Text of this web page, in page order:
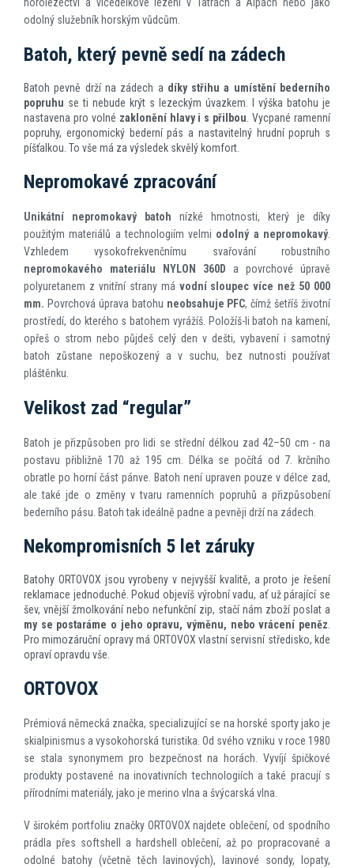
odolný služebník horským vůdcům.
Batoh, který pevně sedí na zádech
Batoh pevně drží na zádech a díky střihu a umístění bederního
popruhu se ti nebude krýt s lezeckým úvazkem. I výška batohu je
nastavena pro volné zaklonění hlavy i s přilbou . Vycpané ramenní
popruhy, ergonomický bederní pás a nastavitelný hrudní popruh s
píšťalkou. To vše má za výsledek skvělý komfort.
Nepromokavé zpracování
Unikátní nepromokavý batoh nízké hmotnosti, který je díky
použitým materiálů a technologiím velmi odolný a nepromokavý.
Vzhledem vysokofrekvenčnímu svařování robustního
nepromokavého materiálu NYLON 360D a povrchové úpravě
polyuretanem z vnitřní strany má vodní sloupec více než 50 000
mm. Povrchová úprava batohu neobsahuje PFC, čímž šetříš životní
prostředí, do kterého s batohem vyrážíš. Položíš-li batoh na kamení,
opřeš o strom nebo půjdeš celý den v dešti, vybavení i samotný
batoh zůstane nepoškozený a v suchu, bez nutnosti používat
pláštěnku.
Velikost zad “regular”
Batoh je přizpůsoben pro lidi se střední délkou zad 42–50 cm - na
postavu přibližně 170 až 195 cm. Délka se počítá od 7. krčního
obratle po horní část pánve. Batoh není upraven pouze v délce zad,
ale také jde o změny v tvaru ramenních popruhů a přizpůsobení
bederního pásu. Batoh tak ideálně padne a pevněji drží na zádech.
Nekompromisních 5 let záruky
Batohy ORTOVOX jsou vyrobeny v nejvyšší kvalitě, a proto je řešení
reklamace jednoduché. Pokud objevíš výrobní vadu, ať už párající se
šev, vnější žmolkování nebo nefunkční zip, stačí nám zboží poslat a
my se postaráme o jeho opravu, výměnu, nebo vrácení peněz.
Pro mimozáruční opravy má ORTOVOX vlastní servisní středisko, kde
opraví opravdu vše.
ORTOVOX
Prémiová německá značka, specializující se na horské sporty jako je
skialpinismus a vysokohorská turistika. Od svého vzniku v roce 1980
se stala synonymem pro bezpečnost na horách. Vyvíjí špičkové
produkty postavené na inovativních technologiích a také pracují s
přírodními materiály, jako je merino vlna a švýcarská vlna.
V širokém portfoliu značky ORTOVOX najdete oblečení, od spodního
prádla přes softshell a hardshell oblečení, až po propracované a
odolné batohy (včetně těch lavinových), lavinové sondy, lopaty,